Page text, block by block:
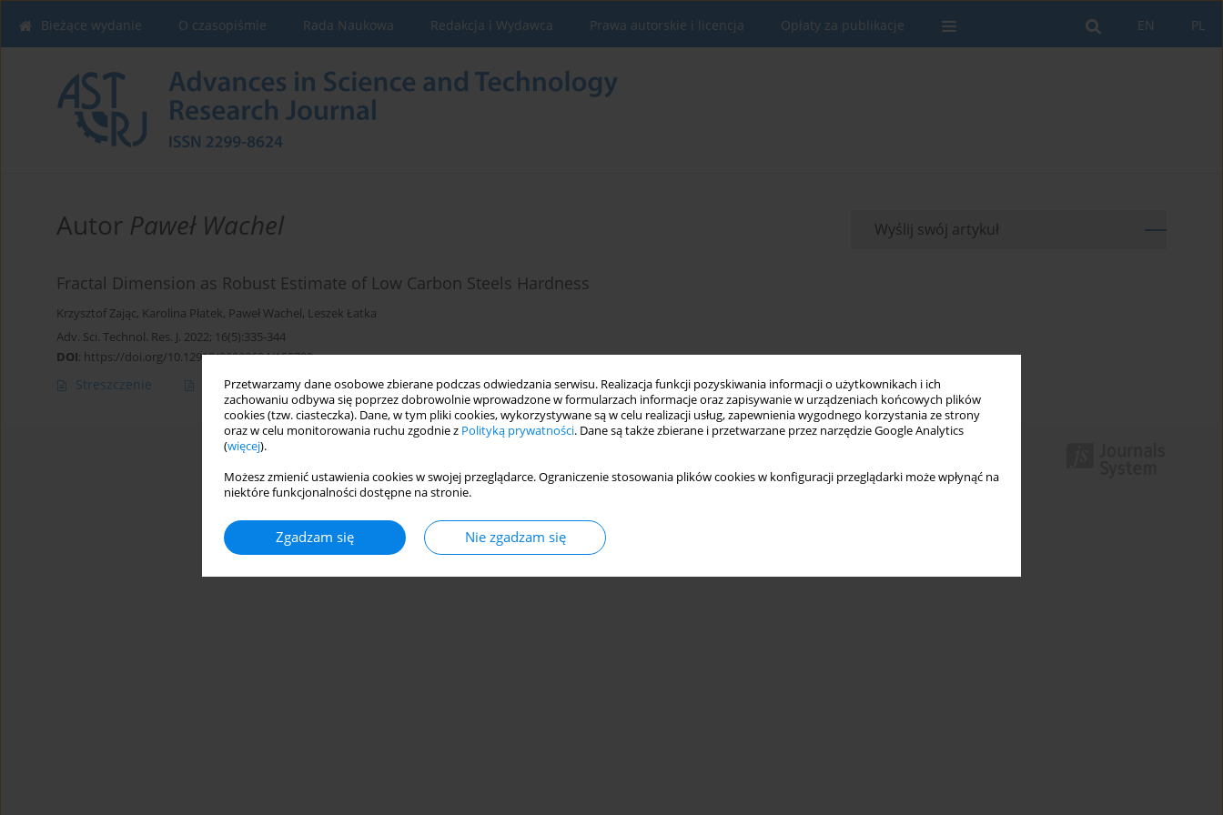
Przetwarzamy dane osobowe zbierane podczas odwiedzania serwisu. Realizacja funkcji pozyskiwania informacji o użytkownikach i ich
zachowaniu odbywa się poprzez dobrowolnie wprowadzone w formularzach informacje oraz zapisywanie w urządzeniach końcowych plików
cookies (tzw. ciasteczka). Dane, w tym pliki cookies, wykorzystywane są w celu realizacji usług, zapewnienia wygodnego korzystania ze strony
oraz w celu monitorowania ruchu zgodnie z Polityką prywatności. Dane są także zbierane i przetwarzane przez narzędzie Google Analytics
(więcej).
Możesz zmienić ustawienia cookies w swojej przeglądarce. Ograniczenie stosowania plików cookies w konfiguracji przeglądarki może wpłynąć na
niektóre funkcjonalności dostępne na stronie.
Zgadzam się Nie zgadzam się
PL
EN
Bieżące wydanie O czasopiśmie Rada Naukowa Redakcja i Wydawca Prawa autorskie i licencja Opłaty za publikacje
Autor Paweł Wachel
Fractal Dimension as Robust Estimate of Low Carbon Steels Hardness
Krzysztof Zając, Karolina Płatek, Paweł Wachel, Leszek Łatka
Adv. Sci. Technol. Res. J. 2022; 16(5):335-344
DOI: https://doi.org/10.12913/22998624/155799
Streszczenie Artykuł(PDF) Statystyki
Wyślij swój artykuł